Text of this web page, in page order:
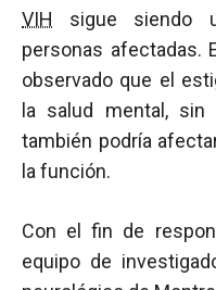
VIH sigue siendo
personas afectadas.
observado que el
la salud mental,
también podría
la función.
Con el fin de
equipo de